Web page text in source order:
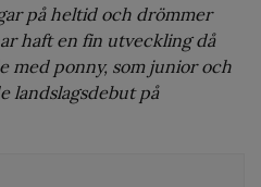
på heltid och drömmer
haft en fin utveckling då
med ponny, som junior och
landslagsdebut på